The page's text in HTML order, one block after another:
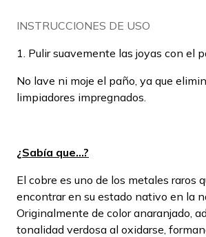
INSTRUCCIONES DE USO
1. Pulir suavemente las joyas con el
No lave ni moje el paño, ya que
limpiadores impregnados.
¿Sabía que...?
El cobre es uno de los metales raros
encontrar en su estado nativo en la
Originalmente de color anaranjado,
tonalidad verdosa al oxidarse,